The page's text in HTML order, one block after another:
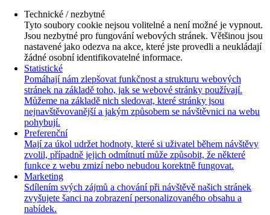
Technické / nezbytné
Tyto soubory cookie nejsou volitelné a není možné je vypnout.
Jsou nezbytné pro fungování webových stránek. Většinou jsou
nastavené jako odezva na akce, které jste provedli a neukládají
žádné osobní identifikovatelné informace.
Statistické
Pomáhají nám zlepšovat funkčnost a strukturu webových
stránek na základě toho, jak se webové stránky používají.
Můžeme na základě nich sledovat, které stránky jsou
nejnavštěvovanější a jakým způsobem se návštěvnici na webu
pohybují.
Preferenční
Mají za úkol udržet hodnoty, které si uživatel během návštěvy
zvolil, případně jejich odmítnutí může způsobit, že některé
funkce z webu zmizí nebo nebudou korektně fungovat.
Marketing
Sdílením svých zájmů a chování při návštěvě našich stránek
zvyšujete šanci na zobrazení personalizovaného obsahu a
nabídek.